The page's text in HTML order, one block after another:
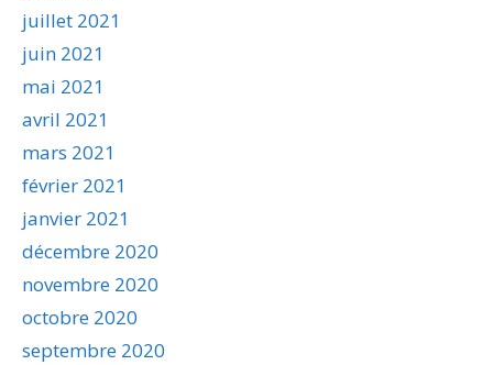
juillet 2021
juin 2021
mai 2021
avril 2021
mars 2021
février 2021
janvier 2021
décembre 2020
novembre 2020
octobre 2020
septembre 2020